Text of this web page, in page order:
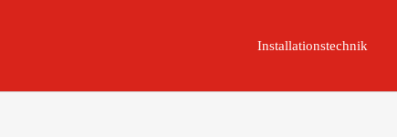
Installationstechnik